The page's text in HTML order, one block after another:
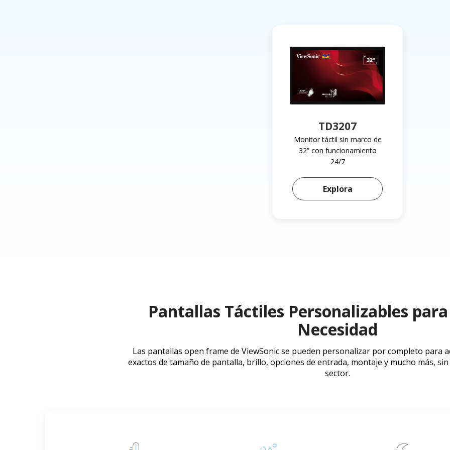
TD3207
Monitor táctil sin marco de
32” con funcionamiento
24/7
ExploraAprende más sobre
Pantallas Táctiles Personalizables
Necesidad
Las pantallas open frame de ViewSonic se pueden personalizar por completo para
exactos de tamaño de pantalla, brillo, opciones de entrada, montaje y mucho más,
sector.